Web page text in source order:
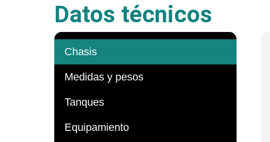
Datos técnicos
Chasis
Medidas y pesos
Tanques
Equipamiento